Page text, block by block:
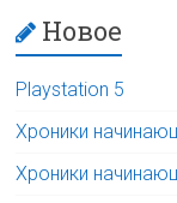
Новое
Playstation 5
Хроники
Хроники